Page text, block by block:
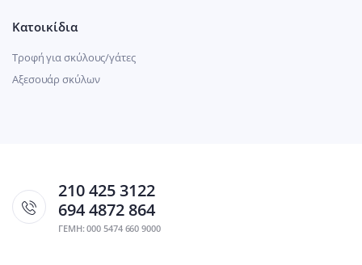
Κατοικίδια
Τροφή για σκύλους/γάτες
Αξεσουάρ σκύλων
210 425 3122
694 4872 864
ΓΕΜΗ: 000 5474 660 9000